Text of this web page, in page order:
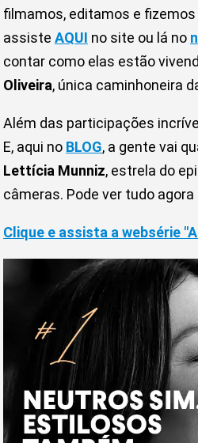
filmamos, editamos e
assiste AQUI no site ou lá no
contar como elas estão
Oliveira, única caminhoneira
Além das participações
E, aqui no BLOG, a gente vai
Lettícia Munniz, estrela do
câmeras. Pode ver tudo
Clique e assista a websérie